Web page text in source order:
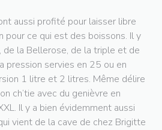
aussi profité pour laisser libre
pour ce qui est des boissons. Il y
de la Bellerose, de la triple et de
pression servies en 25 ou en
1 litre et 2 litres. Même délire
ch’tie avec du genièvre en
Il y a bien évidemment aussi
vient de la cave de chez Brigitte